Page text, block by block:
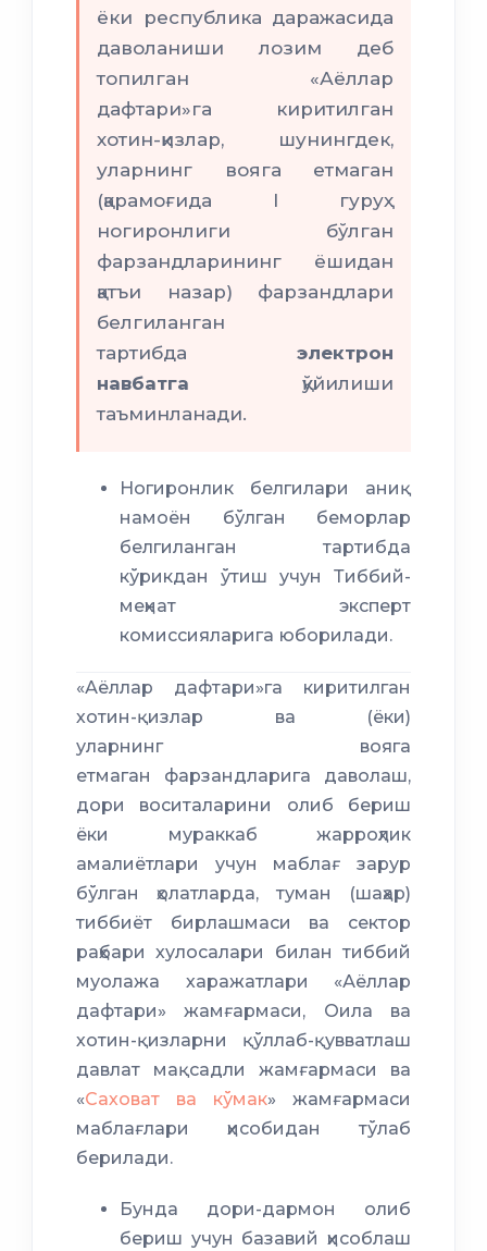
ёки республика даражасида
даволаниши лозим деб
топилган «Аёллар
дафтари»га киритилган
хотин-қизлар, шунингдек,
уларнинг вояга етмаган
(қарамоғида I гуруҳ
ногиронлиги бўлган
фарзандларининг ёшидан
қатъи назар) фарзандлари
белгиланган
тартибда электрон
навбатга қўйилиши
таъминланади.
Ногиронлик белгилари аниқ
намоён бўлган беморлар
белгиланган тартибда
кўрикдан ўтиш учун Тиббий-
меҳнат эксперт
комиссияларига юборилади.
«Аёллар дафтари»га киритилган
хотин-қизлар ва (ёки)
уларнинг вояга
етмаган фарзандларига даволаш,
дори воситаларини олиб бериш
ёки мураккаб жарроҳлик
амалиётлари учун маблағ зарур
бўлган ҳолатларда, туман (шаҳар)
тиббиёт бирлашмаси ва сектор
раҳбари хулосалари билан тиббий
муолажа харажатлари «Аёллар
дафтари» жамғармаси, Оила ва
хотин-қизларни қўллаб-қувватлаш
давлат мақсадли жамғармаси ва
«Саховат ва кўмак» жамғармаси
маблағлари ҳисобидан тўлаб
берилади.
Бунда дори-дармон олиб
бериш учун базавий ҳисоблаш